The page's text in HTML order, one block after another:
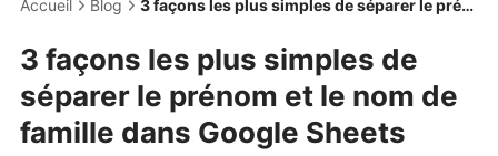
Accueil Blog 3 façons les plus simples de séparer le prénom et le nom de famille dans Google Sheets (étape par étape)
3 façons les plus simples de
séparer le prénom et le nom de
famille dans Google Sheets